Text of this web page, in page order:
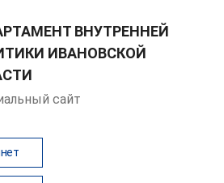
ВНУТРЕННЕЙ
ИВАНОВСКОЙ
сайт